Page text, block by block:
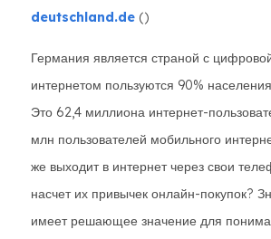
deutschland.de ()
Германия является страной с
интернетом пользуются 90%
Это 62,4 миллиона интернет-
млн пользователей мобильного
же выходит в интернет через свои
насчет их привычек онлайн-покупок?
имеет решающее значение для